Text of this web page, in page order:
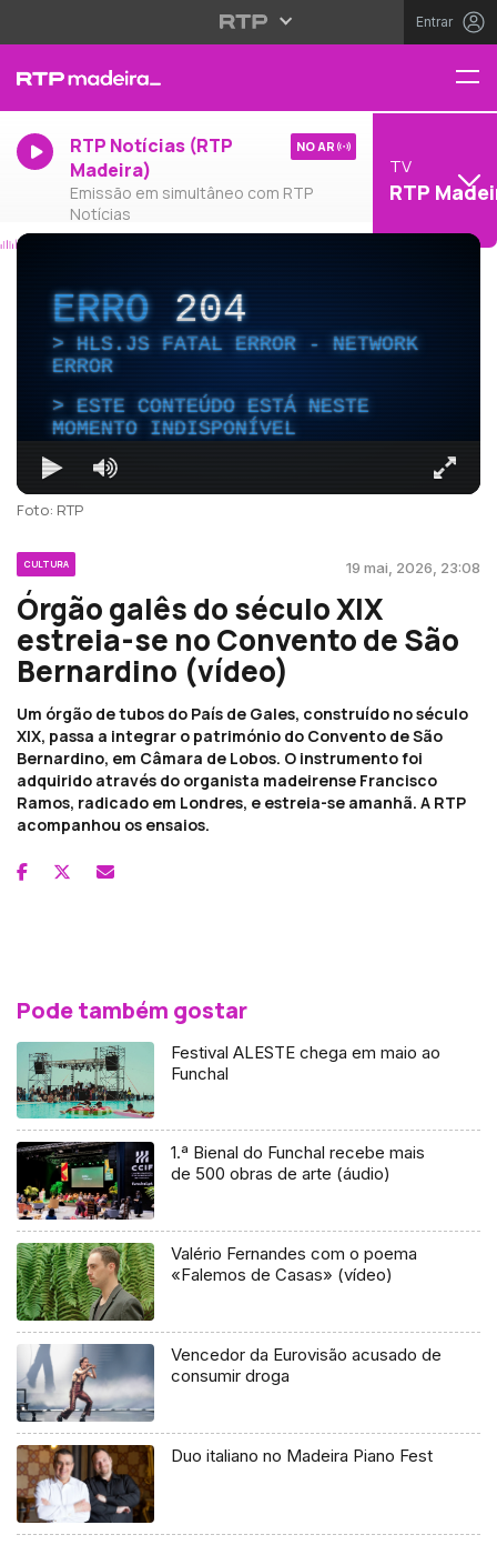
Entrar
RTP Notícias (RTP
Madeira)
Emissão em simultâneo com RTP
Notícias
NO AR
TV
RTP
ERRO204
HLS.JS FATAL ERROR - NETWORK
ERROR
ESTE CONTEÚDO ESTÁ NESTE
MOMENTO INDISPONÍVEL
Foto: RTP
CULTURA 19 mai, 2026, 23:08
Órgão galês do século XIX
estreia-se no Convento de São
Bernardino (vídeo)
Um órgão de tubos do País de Gales, construído no século
XIX, passa a integrar o património do Convento de São
Bernardino, em Câmara de Lobos. O instrumento foi
adquirido através do organista madeirense Francisco
Ramos, radicado em Londres, e estreia-se amanhã. A RTP
acompanhou os ensaios.
Pode também gostar
Festival ALESTE chega em maio ao
Funchal
1.ª Bienal do Funchal recebe mais
de 500 obras de arte (áudio)
Valério Fernandes com o poema
«Falemos de Casas» (vídeo)
Vencedor da Eurovisão acusado de
consumir droga
Duo italiano no Madeira Piano Fest